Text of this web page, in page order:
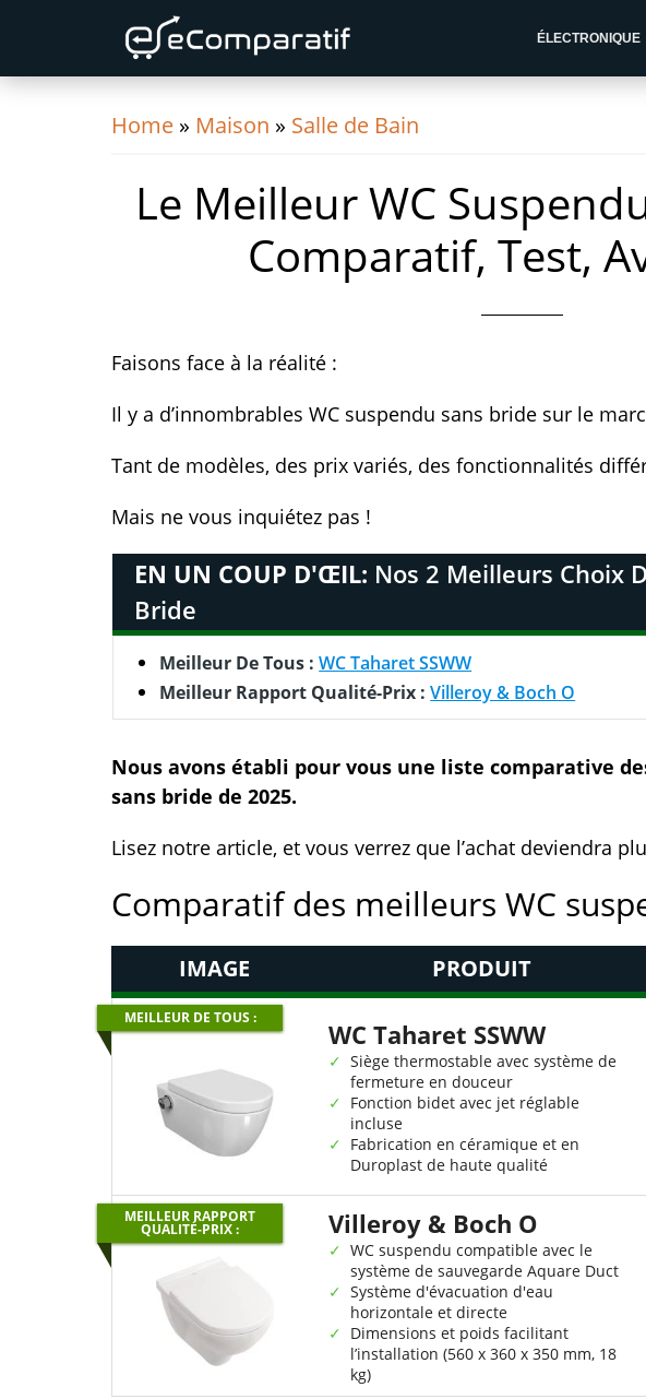
primary
navigation
content
primary
ÉLECTRONIQUE
Home » Maison » Salle de Bain
Le Meilleur WC
Comparatif, Test,
Faisons face à la réalité :
Il y a d’innombrables WC suspendu sans bride sur le
Tant de modèles, des prix variés, des fonctionnalités
Mais ne vous inquiétez pas !
EN UN COUP D'ŒIL: Nos 2 Meilleurs Choix
Bride
Meilleur De Tous :WC Taharet SSWW
Meilleur Rapport Qualité-Prix :Villeroy & Boch O
Nous avons établi pour vous une liste comparative
sans bride de 2025.
Lisez notre article, et vous verrez que l’achat deviendra
Comparatif des meilleurs WC
IMAGE PRODUIT
MEILLEUR DE TOUS :
WC Taharet SSWW
Siège thermostable avec système de
fermeture en douceur
Fonction bidet avec jet réglable
incluse
Fabrication en céramique et en
Duroplast de haute qualité
MEILLEUR RAPPORT
QUALITÉ-PRIX : Villeroy & Boch O
WC suspendu compatible avec le
système de sauvegarde Aquare Duct
Système d'évacuation d'eau
horizontale et directe
Dimensions et poids facilitant
l’installation (560 x 360 x 350 mm, 18
kg)